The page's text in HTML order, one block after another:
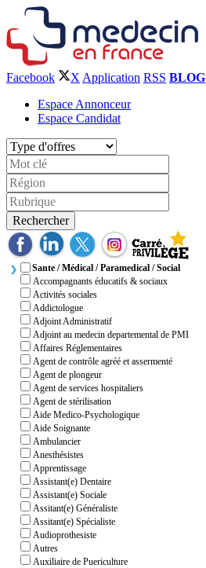
Facebook X Application RSS BLOG
Espace Annonceur
Espace Candidat
Rechercher
Sante / Médical / Paramedical / Social
Accompagnants éducatifs & sociaux
Activités sociales
Addictologue
Adjoint Administratif
Adjoint au medecin departemental de PMI
Affaires Réglementaires
Agent de contrôle agréé et assermenté
Agent de plongeur
Agent de services hospitaliers
Agent de stérilisation
Aide Medico-Psychologique
Aide Soignante
Ambulancier
Anesthésistes
Apprentissage
Assistant(e) Dentaire
Assistant(e) Sociale
Assitant(e) Généraliste
Assitant(e) Spécialiste
Audioprothesiste
Autres
Auxiliaire de Puericulture